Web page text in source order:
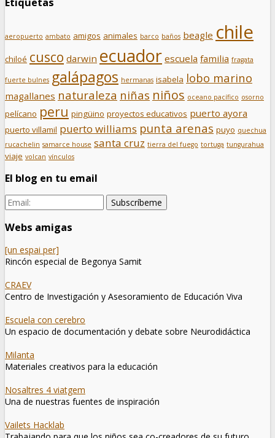
aeropuerto ambato amigos animales barco baños beagle chile
chiloé cusco darwin ecuador escuela familia fragata
fuerte bulnes galápagos hermanas isabela lobo marino
magallanes naturaleza niñas niños oceano pacífico osorno
pelícano peru pingüino proyectos educativos puerto ayora
puerto villamil puerto williams punta arenas puyo quechua
rucachelin samarce house santa cruz tierra del fuego tortuga tungurahua
viaje volcan vínculos
El blog en tu email
Webs amigas
[un espai per]
Rincón especial de Begonya Samit
CRAEV
Centro de Investigación y Asesoramiento de Educación Viva
Escuela con cerebro
Un espacio de documentación y debate sobre Neurodidáctica
Milanta
Materiales creativos para la educación
Nosaltres 4 viatgem
Una de nuestras fuentes de inspiración
Vailets Hacklab